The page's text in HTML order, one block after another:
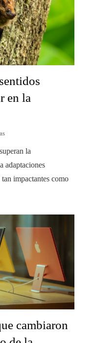
en la
la
adaptaciones
impactantes como
cambiaron